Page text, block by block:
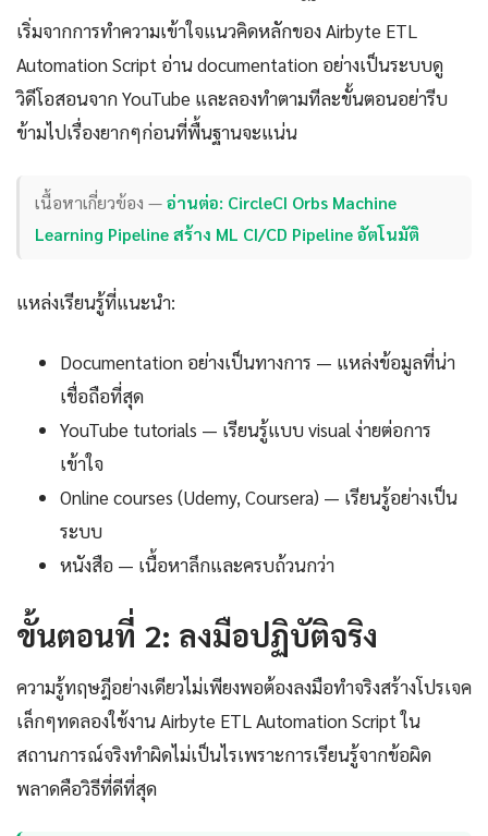
เริ่มจากการทำความเข้าใจแนวคิดหลักของ Airbyte ETL
Automation Script อ่าน documentation อย่างเป็นระบบดู
วิดีโอสอนจาก YouTube และลองทำตามทีละขั้นตอนอย่ารีบ
ข้ามไปเรื่องยากๆก่อนที่พื้นฐานจะแน่น
เนื้อหาเกี่ยวข้อง —อ่านต่อ: CircleCI Orbs Machine
Learning Pipeline สร้าง ML CI/CD Pipeline อัตโนมัติ
แหล่งเรียนรู้ที่แนะนำ:
Documentation อย่างเป็นทางการ — แหล่งข้อมูลที่น่า
เชื่อถือที่สุด
YouTube tutorials — เรียนรู้แบบ visual ง่ายต่อการ
เข้าใจ
Online courses (Udemy, Coursera) — เรียนรู้อย่างเป็น
ระบบ
หนังสือ — เนื้อหาลึกและครบถ้วนกว่า
ขั้นตอนที่ 2: ลงมือปฏิบัติจริง
ความรู้ทฤษฎีอย่างเดียวไม่เพียงพอต้องลงมือทำจริงสร้างโปรเจค
เล็กๆทดลองใช้งาน Airbyte ETL Automation Script ใน
สถานการณ์จริงทำผิดไม่เป็นไรเพราะการเรียนรู้จากข้อผิด
พลาดคือวิธีที่ดีที่สุด